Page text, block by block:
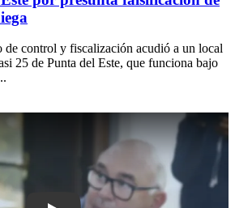
de control y fiscalización acudió a un local
25 de Punta del Este, que funciona bajo